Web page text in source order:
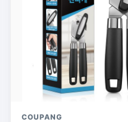
COUPANG